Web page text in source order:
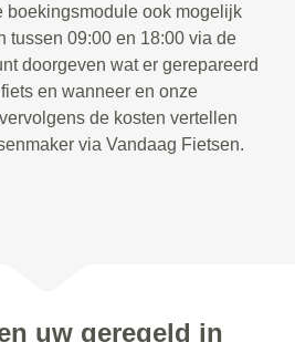
boekingsmodule ook mogelijk
tussen 09:00 en 18:00 via de
doorgeven wat er gerepareerd
en wanneer en onze
de kosten vertellen
via Vandaag Fietsen.
uw geregeld in